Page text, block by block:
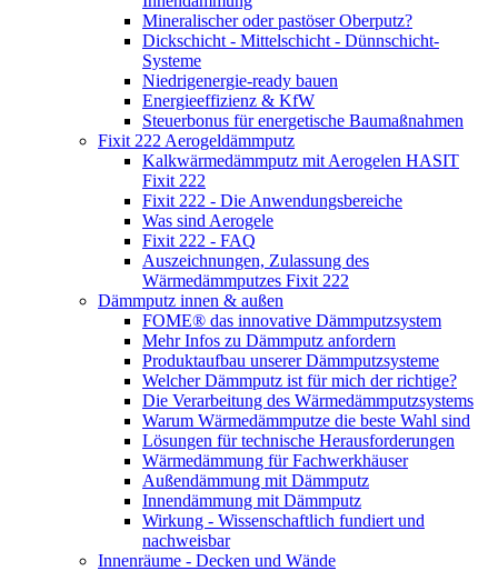
Mineralischer oder pastöser Oberputz?
Dickschicht - Mittelschicht - Dünnschicht-
Systeme
Niedrigenergie-ready bauen
Energieeffizienz & KfW
Steuerbonus für energetische Baumaßnahmen
Fixit 222 Aerogeldämmputz
Kalkwärmedämmputz mit Aerogelen HASIT
Fixit 222
Fixit 222 - Die Anwendungsbereiche
Was sind Aerogele
Fixit 222 - FAQ
Auszeichnungen, Zulassung des
Wärmedämmputzes Fixit 222
Dämmputz innen & außen
FOME® das innovative Dämmputzsystem
Mehr Infos zu Dämmputz anfordern
Produktaufbau unserer Dämmputzsysteme
Welcher Dämmputz ist für mich der richtige?
Die Verarbeitung des Wärmedämmputzsystems
Warum Wärmedämmputze die beste Wahl sind
Lösungen für technische Herausforderungen
Wärmedämmung für Fachwerkhäuser
Außendämmung mit Dämmputz
Innendämmung mit Dämmputz
Wirkung - Wissenschaftlich fundiert und
nachweisbar
Innenräume - Decken und Wände